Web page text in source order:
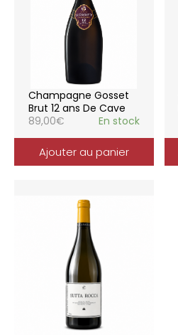
Champagne Gosset
Brut 12 ans De Cave
89,00€ En stock
Ajouter au panier